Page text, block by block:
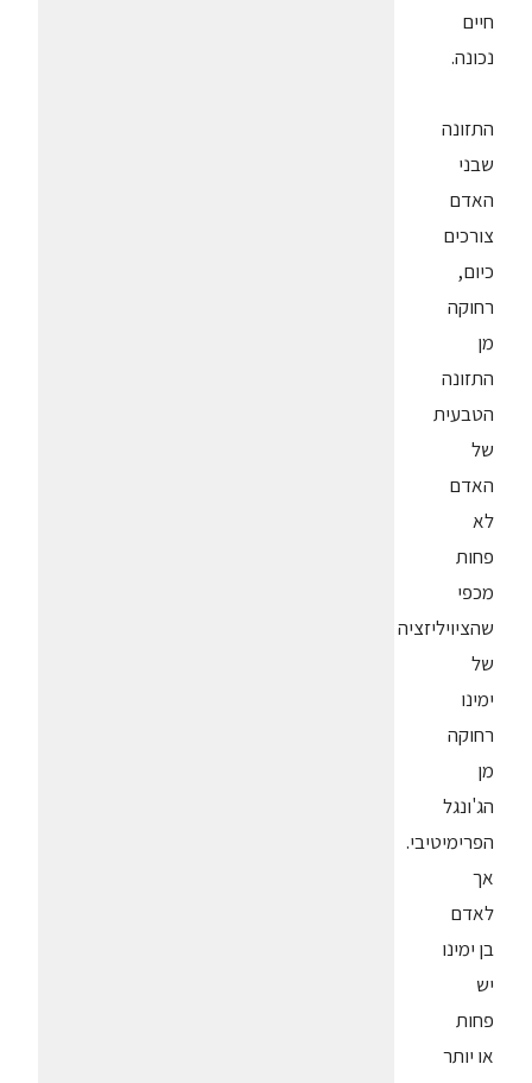
חיים
נכונה.
התזונה
שבני
האדם
צורכים
כיום,
רחוקה
מן
התזונה
הטבעית
של
האדם
לא
פחות
מכפי
שהציויליזציה
של
ימינו
רחוקה
מן
הג'ונגל
הפרימיטיבי.
אך
לאדם
בן ימינו
יש
פחות
או יותר